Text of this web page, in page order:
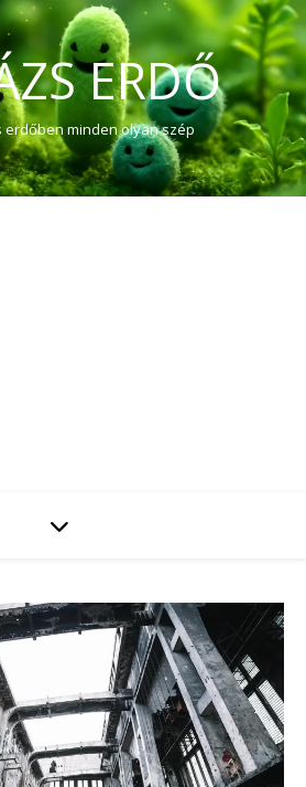
ERDŐ
erdőben minden olyan szép